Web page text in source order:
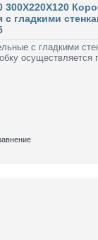
300Х220Х120
с гладкими
с гладкими